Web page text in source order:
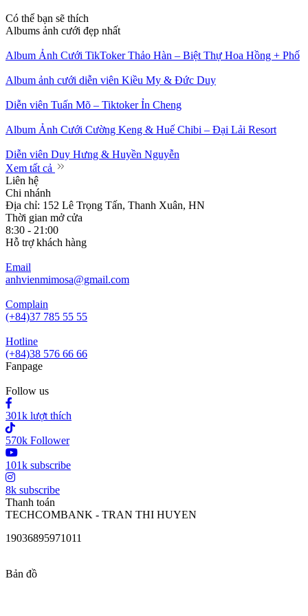
Có thể bạn sẽ thích
Albums ảnh cưới đẹp nhất
Album Ảnh Cưới TikToker Thảo Hàn – Biệt Thự Hoa Hồng + Phố
Album ảnh cưới diễn viên Kiều My & Đức Duy
Diễn viên Tuấn Mõ – Tiktoker Ỉn Cheng
Album Ảnh Cưới Cường Keng & Huế Chibi – Đại Lải Resort
Diễn viên Duy Hưng & Huyền Nguyễn
Xem tất cả
Liên hệ
Chi nhánh
Địa chỉ: 152 Lê Trọng Tấn, Thanh Xuân, HN
Thời gian mở cửa
8:30 - 21:00
Hỗ trợ khách hàng
Email
anhvienmimosa@gmail.com
Complain
(+84)37 785 55 55
Hotline
(+84)38 576 66 66
Fanpage
Follow us
301k lượt thích
570k Follower
101k subscribe
8k subscribe
Thanh toán
TECHCOMBANK - TRAN THI HUYEN
19036895971011
Bản đồ